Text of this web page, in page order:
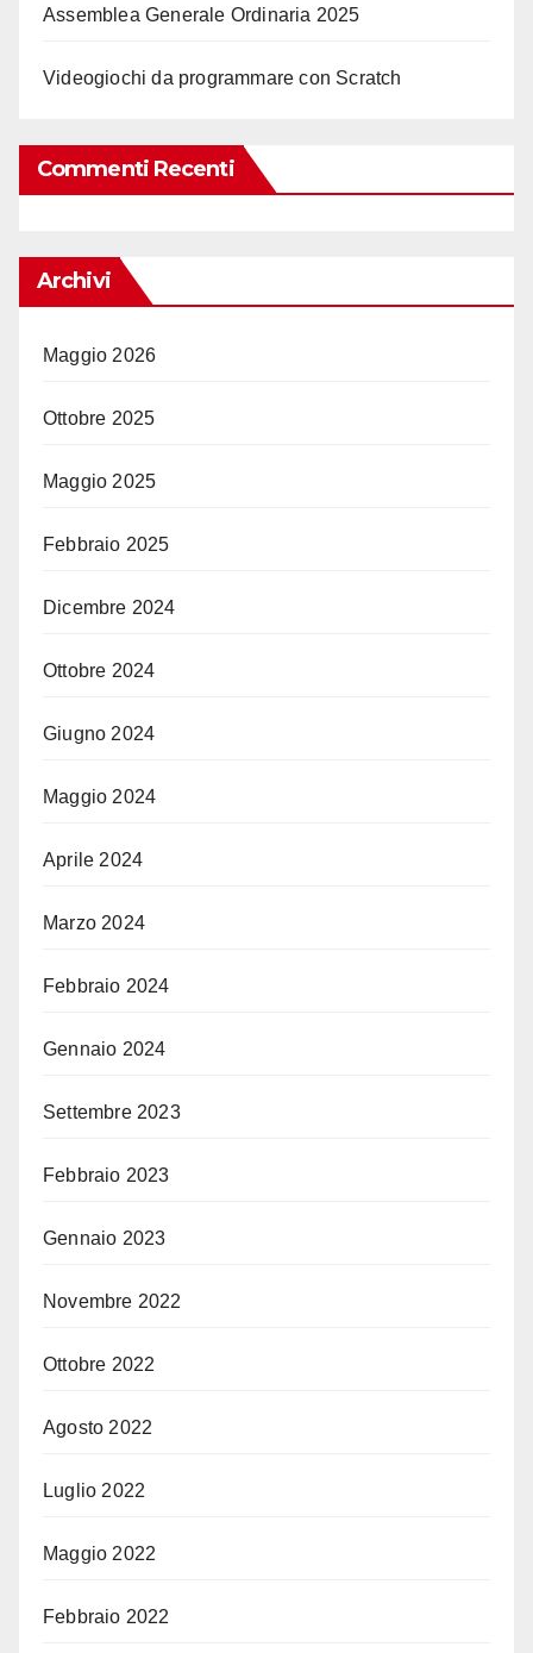
Assemblea Generale Ordinaria 2025
Videogiochi da programmare con Scratch
Commenti Recenti
Archivi
Maggio 2026
Ottobre 2025
Maggio 2025
Febbraio 2025
Dicembre 2024
Ottobre 2024
Giugno 2024
Maggio 2024
Aprile 2024
Marzo 2024
Febbraio 2024
Gennaio 2024
Settembre 2023
Febbraio 2023
Gennaio 2023
Novembre 2022
Ottobre 2022
Agosto 2022
Luglio 2022
Maggio 2022
Febbraio 2022